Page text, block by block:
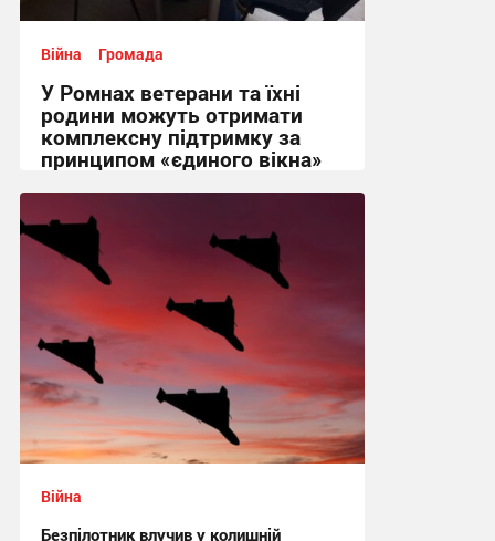
Війна Громада
У Ромнах ветерани та їхні
родини можуть отримати
комплексну підтримку за
принципом «єдиного вікна»
14:00 сьогодні
Війна
Безпілотник влучив у колишній